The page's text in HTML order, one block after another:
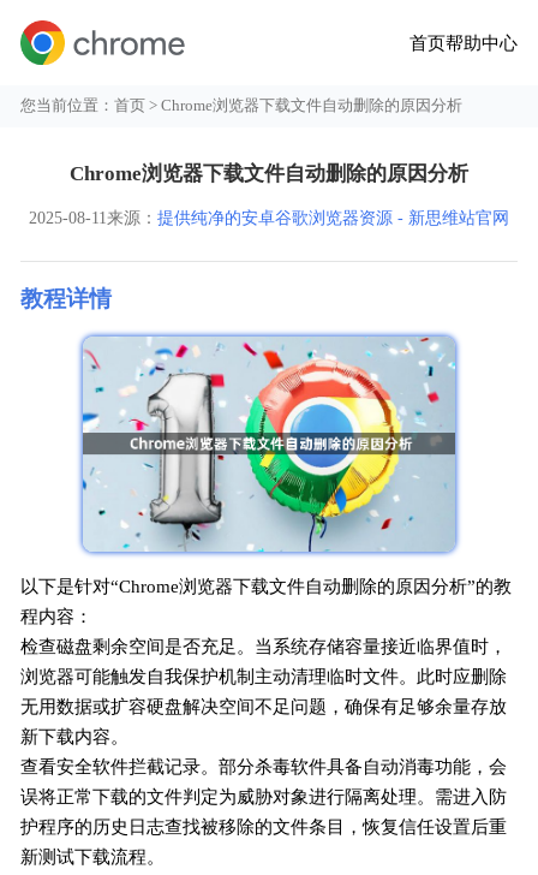
首页帮助中心
您当前位置：首页 > Chrome浏览器下载文件自动删除的原因分析
Chrome浏览器下载文件自动删除的原因分析
2025-08-11来源： 提供纯净的安卓谷歌浏览器资源 - 新思维站官网
教程详情
以下是针对“Chrome浏览器下载文件自动删除的原因分析”的教
程内容：
检查磁盘剩余空间是否充足。当系统存储容量接近临界值时，
浏览器可能触发自我保护机制主动清理临时文件。此时应删除
无用数据或扩容硬盘解决空间不足问题，确保有足够余量存放
新下载内容。
查看安全软件拦截记录。部分杀毒软件具备自动消毒功能，会
误将正常下载的文件判定为威胁对象进行隔离处理。需进入防
护程序的历史日志查找被移除的文件条目，恢复信任设置后重
新测试下载流程。